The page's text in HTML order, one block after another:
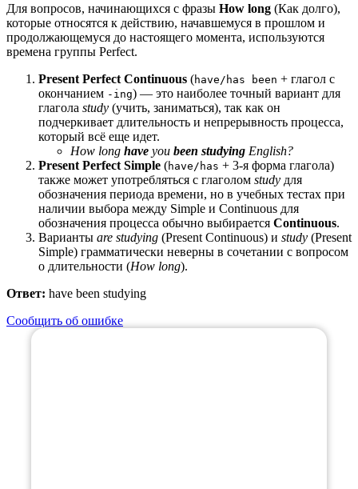
Для вопросов, начинающихся с фразы How long (Как долго),
которые относятся к действию, начавшемуся в прошлом и
продолжающемуся до настоящего момента, используются
времена группы Perfect.
Present Perfect Continuous (have/has been + глагол с
окончанием -ing) — это наиболее точный вариант для
глагола study (учить, заниматься), так как он
подчеркивает длительность и непрерывность процесса,
который всё еще идет.
How long have you been studying English?
Present Perfect Simple (have/has + 3-я форма глагола)
также может употребляться с глаголом study для
обозначения периода времени, но в учебных тестах при
наличии выбора между Simple и Continuous для
обозначения процесса обычно выбирается Continuous.
Варианты are studying (Present Continuous) и study (Present
Simple) грамматически неверны в сочетании с вопросом
о длительности (How long).
Ответ: have been studying
Сообщить об ошибке